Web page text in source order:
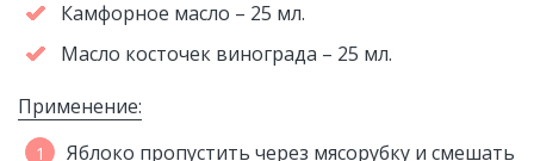
Камфорное масло – 25 мл.
Масло косточек винограда – 25 мл.
Применение:
Яблоко пропустить через мясорубку и смешать